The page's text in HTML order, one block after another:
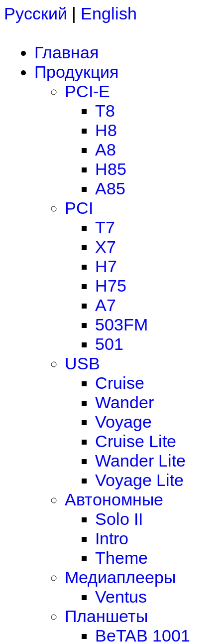
Русский | English
Главная
Продукция
PCI-E
T8
H8
A8
H85
A85
PCI
T7
X7
H7
H75
A7
503FM
501
USB
Cruise
Wander
Voyage
Cruise Lite
Wander Lite
Voyage Lite
Автономные
Solo II
Intro
Theme
Медиаплееры
Ventus
Планшеты
BeTAB 1001